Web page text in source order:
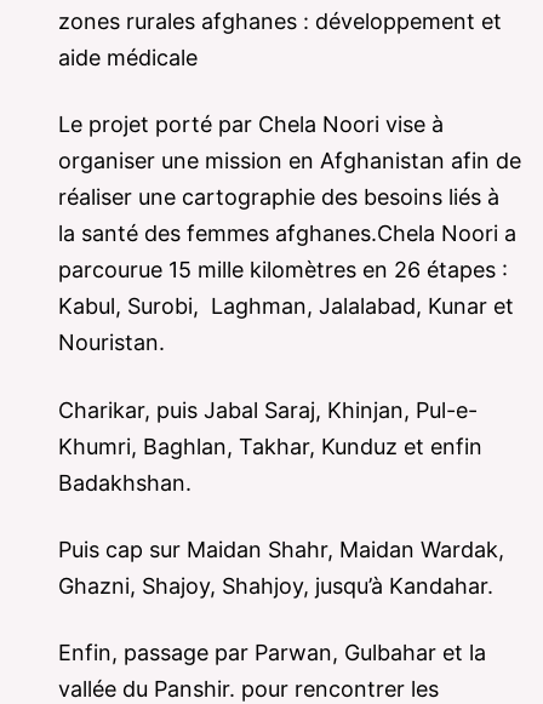
zones rurales afghanes : développement et
aide médicale
Le projet porté par Chela Noori vise à
organiser une mission en Afghanistan afin de
réaliser une cartographie des besoins liés à
la santé des femmes afghanes.Chela Noori a
parcourue 15 mille kilomètres en 26 étapes :
Kabul, Surobi, Laghman, Jalalabad, Kunar et
Nouristan.
Charikar, puis Jabal Saraj, Khinjan, Pul-e-
Khumri, Baghlan, Takhar, Kunduz et enfin
Badakhshan.
Puis cap sur Maidan Shahr, Maidan Wardak,
Ghazni, Shajoy, Shahjoy, jusqu’à Kandahar.
Enfin, passage par Parwan, Gulbahar et la
vallée du Panshir. pour rencontrer les